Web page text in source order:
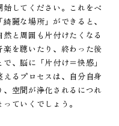
してください。これをベ
麗な場所」ができると、
と周囲も片付けたくなる
を聴いたり、終わった後
、脳に「片付け＝快感」
るプロセスは、自分自身
空間が浄化されるにつれ
ていくでしょう。